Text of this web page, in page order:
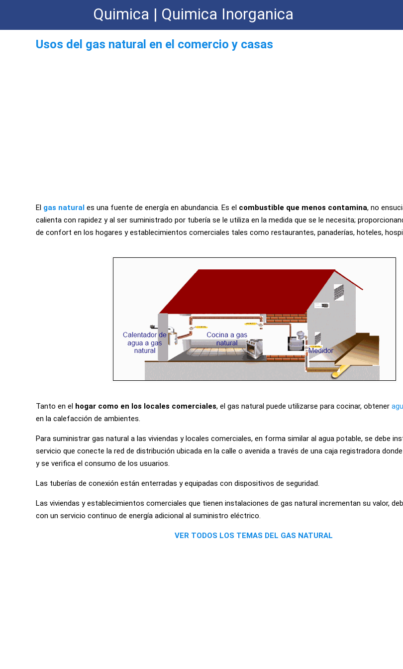
Quimica | Quimica Inorganica
Usos del gas natural en el comercio y casas
El gas natural es una fuente de energía en abundancia. Es el combustible que menos contamina, no
calienta con rapidez y al ser suministrado por tubería se le utiliza en la medida que se le necesita;
de confort en los hogares y establecimientos comerciales tales como restaurantes, panaderías, hoteles,
Tanto en el hogar como en los locales comerciales, el gas natural puede utilizarse para cocinar, obtener
en la calefacción de ambientes.
Para suministrar gas natural a las viviendas y locales comerciales, en forma similar al agua potable, se debe
servicio que conecte la red de distribución ubicada en la calle o avenida a través de una caja registradora
y se verifica el consumo de los usuarios.
Las tuberías de conexión están enterradas y equipadas con dispositivos de seguridad.
Las viviendas y establecimientos comerciales que tienen instalaciones de gas natural incrementan su valor,
con un servicio continuo de energía adicional al suministro eléctrico.
VER TODOS LOS TEMAS DEL GAS NATURAL